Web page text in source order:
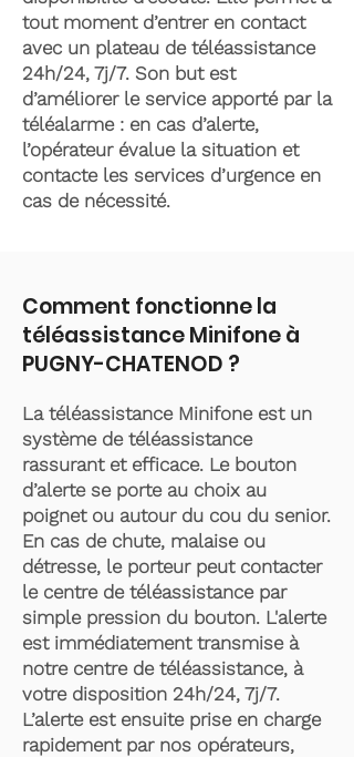
tout moment d’entrer en contact
avec un plateau de téléassistance
24h/24, 7j/7. Son but est
d’améliorer le service apporté par la
téléalarme : en cas d’alerte,
l’opérateur évalue la situation et
contacte les services d’urgence en
cas de nécessité.
Comment fonctionne la
téléassistance Minifone à
PUGNY-CHATENOD ?
La téléassistance Minifone est un
système de téléassistance
rassurant et efficace. Le bouton
d’alerte se porte au choix au
poignet ou autour du cou du senior.
En cas de chute, malaise ou
détresse, le porteur peut contacter
le centre de téléassistance par
simple pression du bouton. L'alerte
est immédiatement transmise à
notre centre de téléassistance, à
votre disposition 24h/24, 7j/7.
L’alerte est ensuite prise en charge
rapidement par nos opérateurs,